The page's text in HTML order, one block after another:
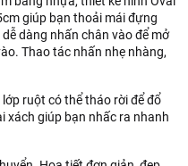
giúp bạn thoải mái đựng
dàng nhấn chân vào để mở
Thao tác nhấn nhẹ nhàng,
ruột có thể tháo rời để đổ
xách giúp bạn nhấc ra nhanh